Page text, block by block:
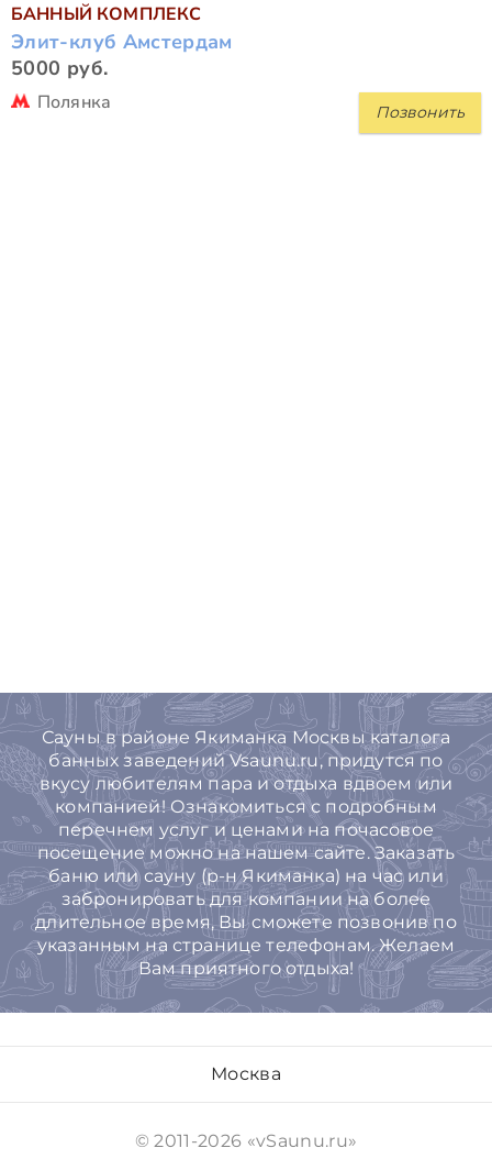
БАННЫЙ КОМПЛЕКС
Элит-клуб Амстердам
5000 руб.
Позвонить
Полянка
Сауны в районе Якиманка Москвы каталога
банных заведений Vsaunu.ru, придутся по
вкусу любителям пара и отдыха вдвоем или
компанией! Ознакомиться с подробным
перечнем услуг и ценами на почасовое
посещение можно на нашем сайте. Заказать
баню или сауну (р-н Якиманка) на час или
забронировать для компании на более
длительное время, Вы cможете позвонив по
указанным на странице телефонам. Желаем
Вам приятного отдыха!
Москва
© 2011-2026 «vSaunu.ru»